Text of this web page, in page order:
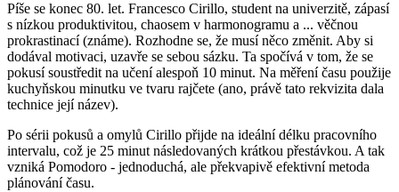
Píše se konec 80. let. Francesco Cirillo, student na univerzitě, zápasí
s nízkou produktivitou, chaosem v harmonogramu a ... věčnou
prokrastinací (známe). Rozhodne se, že musí něco změnit. Aby si
dodával motivaci, uzavře se sebou sázku. Ta spočívá v tom, že se
pokusí soustředit na učení alespoň 10 minut. Na měření času použije
kuchyňskou minutku ve tvaru rajčete (ano, právě tato rekvizita dala
technice její název).
Po sérii pokusů a omylů Cirillo přijde na ideální délku pracovního
intervalu, což je 25 minut následovaných krátkou přestávkou. A tak
vzniká Pomodoro - jednoduchá, ale překvapivě efektivní metoda
plánování času.